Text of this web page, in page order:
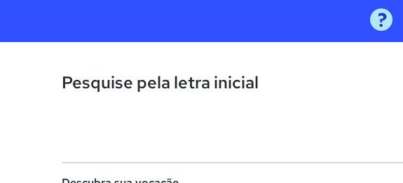
Pesquise pela letra inicial